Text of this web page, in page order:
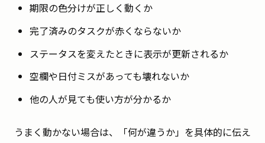
期限の色分けが正しく動くか
完了済みのタスクが赤くならないか
ステータスを変えたときに表示が更新されるか
空欄や日付ミスがあっても壊れないか
他の人が見ても使い方が分かるか
うまく動かない場合は、「何が違うか」を具体的に伝え